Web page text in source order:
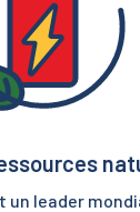
un leader